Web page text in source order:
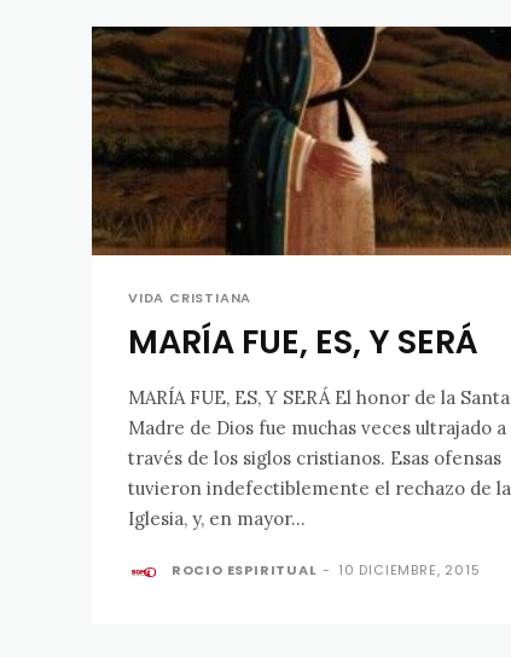
VIDA CRISTIANA
MARÍA FUE, ES, Y SERÁ
MARÍA FUE, ES, Y SERÁ El honor de la Santa
Madre de Dios fue muchas veces ultrajado a
través de los siglos cristianos. Esas ofensas
tuvieron indefectiblemente el rechazo de la
Iglesia, y, en mayor...
ROCIO ESPIRITUAL - 10 DICIEMBRE, 2015